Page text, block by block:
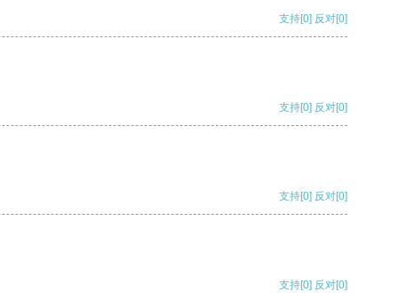
支持[0] 反对[0]
支持[0] 反对[0]
支持[0] 反对[0]
支持[0] 反对[0]